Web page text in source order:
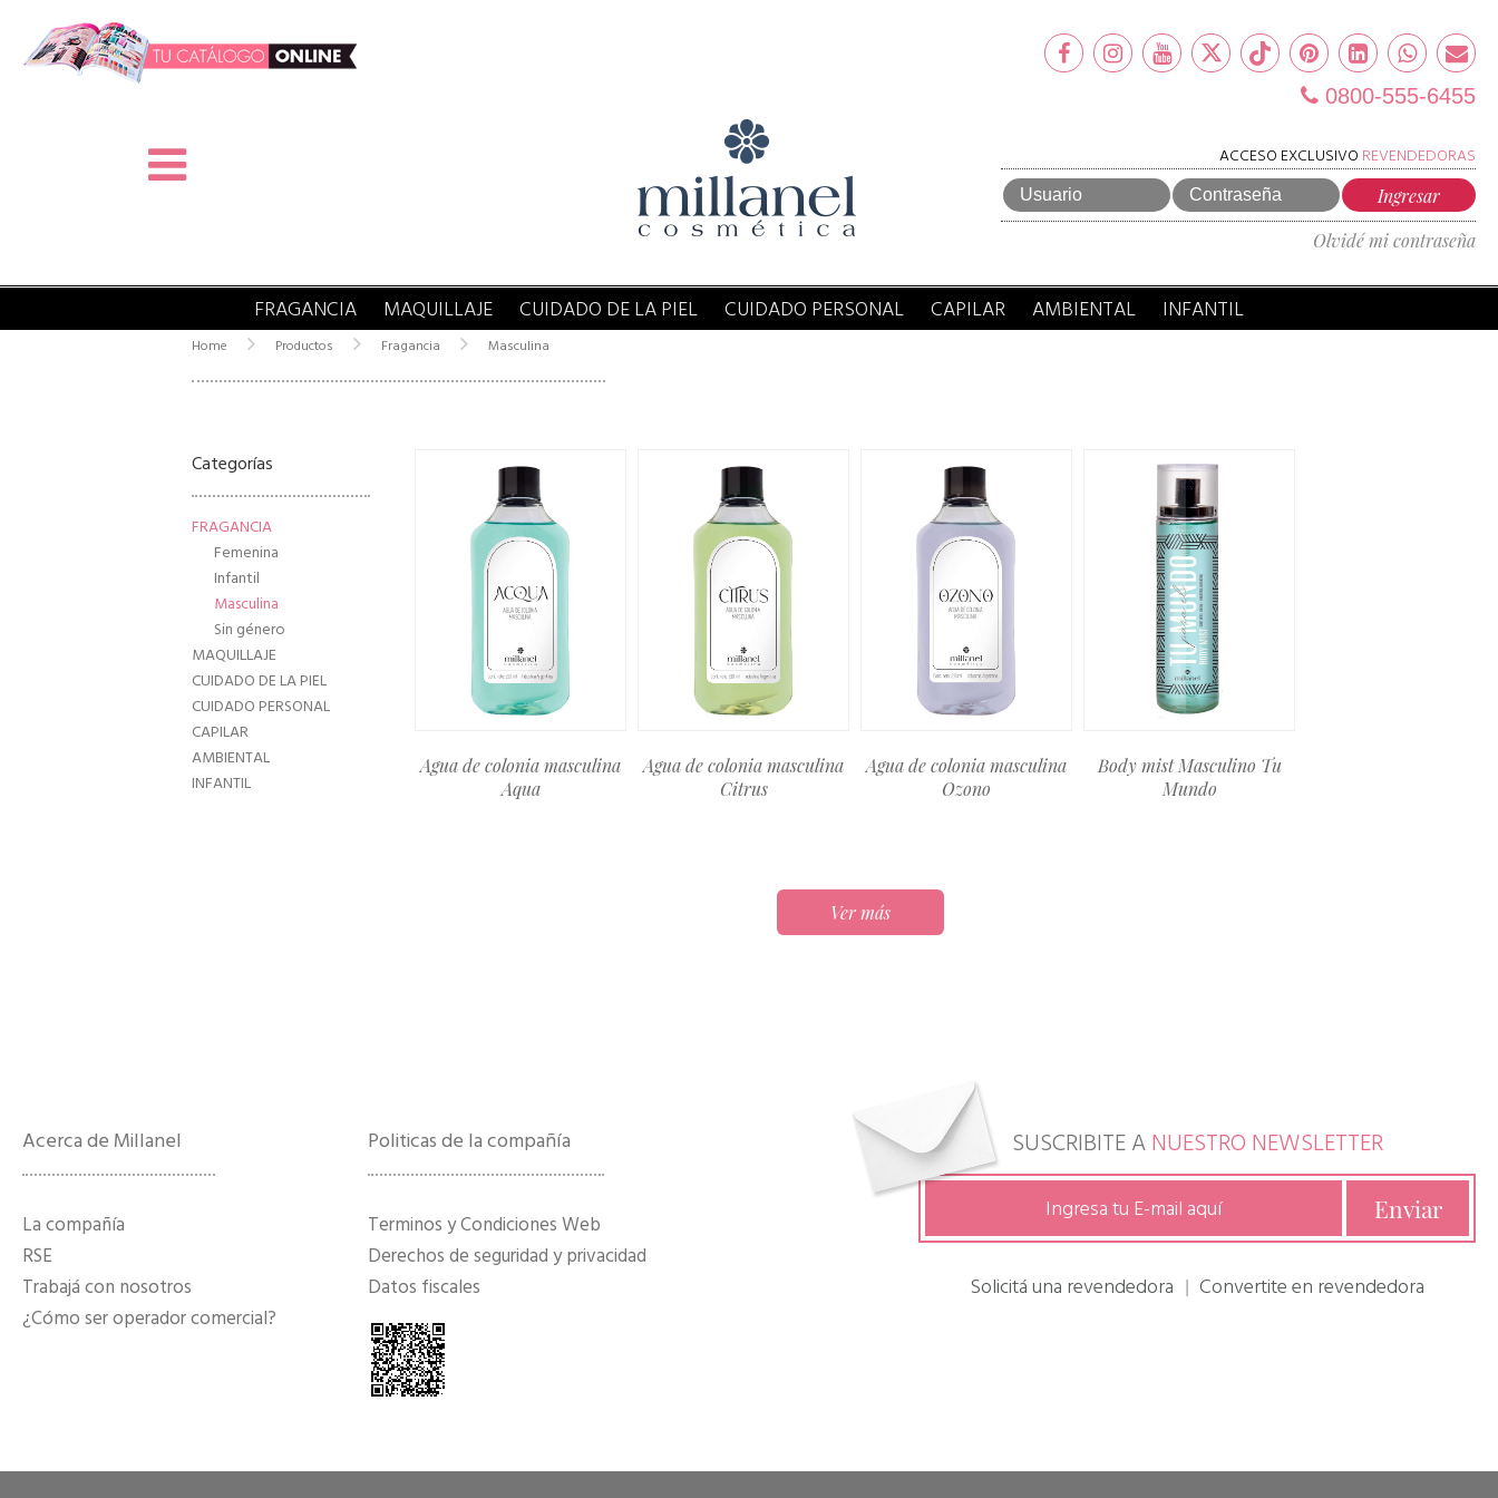
0800-555-6455
ACCESO EXCLUSIVO REVENDEDORAS
Olvidé mi contraseña
FRAGANCIA MAQUILLAJE CUIDADO DE LA PIEL CUIDADO PERSONAL CAPILAR AMBIENTAL INFANTIL
Home Productos Fragancia Masculina
Categorías
FRAGANCIA
Femenina
Infantil
Masculina
Sin género
MAQUILLAJE
CUIDADO DE LA PIEL
CUIDADO PERSONAL
CAPILAR
AMBIENTAL
INFANTIL
Agua de colonia masculina
Aqua
Agua de colonia masculina
Citrus
Agua de colonia masculina
Ozono
Body mist Masculino Tu
Mundo
Ver más
Acerca de Millanel
La compañía
RSE
Trabajá con nosotros
¿Cómo ser operador comercial?
Politicas de la compañía
Terminos y Condiciones Web
Derechos de seguridad y privacidad
Datos fiscales
SUSCRIBITE ANUESTRO NEWSLETTER
Solicitá una revendedora Convertite en revendedora